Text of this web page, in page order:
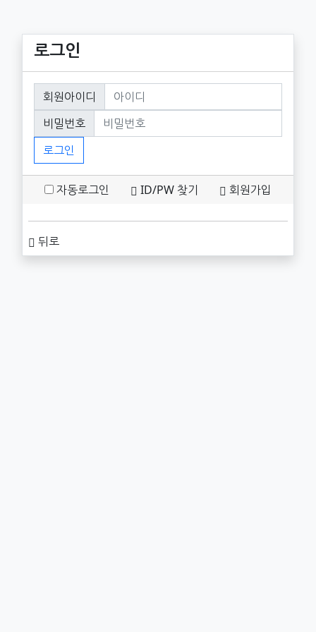
로그인
회원로그인
회원아이디
필수
비밀번호
필수
로그인
자동로그인 ID/PW 찾기 회원가입
뒤로